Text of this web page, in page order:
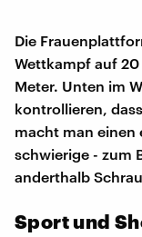
Die
Wettkampf auf 20
Meter. Unten im
kontrollieren,
macht man
schwierige - zum
anderthalb
Sport und